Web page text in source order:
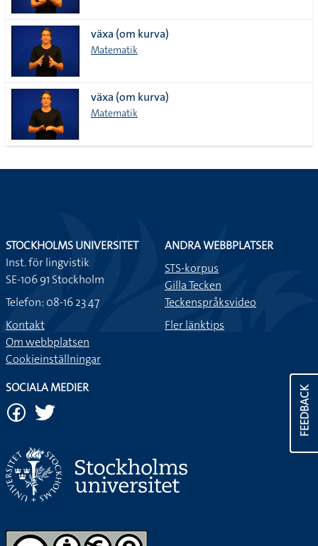
växa (om kurva)
Matematik
växa (om kurva)
Matematik
FEEDBACK
STOCKHOLMS UNIVERSITET
Inst. för lingvistik
SE-106 91 Stockholm
Telefon: 08-16 23 47
Kontakt
Om webbplatsen
Cookieinställningar
ANDRA WEBBPLATSER
STS-korpus
Gilla Tecken
Teckenspråksvideo
Fler länktips
SOCIALA MEDIER